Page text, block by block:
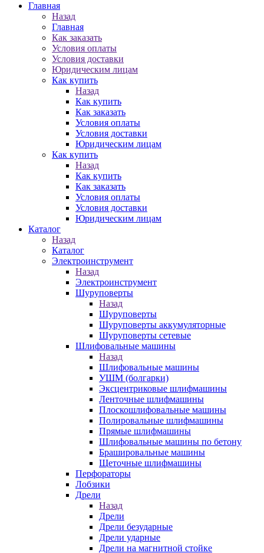
Главная
Назад
Главная
Как заказать
Условия оплаты
Условия доставки
Юридическим лицам
Как купить
Назад
Как купить
Как заказать
Условия оплаты
Условия доставки
Юридическим лицам
Как купить
Назад
Как купить
Как заказать
Условия оплаты
Условия доставки
Юридическим лицам
Каталог
Назад
Каталог
Электроинструмент
Назад
Электроинструмент
Шуруповерты
Назад
Шуруповерты
Шуруповерты аккумуляторные
Шуруповерты сетевые
Шлифовальные машины
Назад
Шлифовальные машины
УШМ (болгарки)
Эксцентриковые шлифмашины
Ленточные шлифмашины
Плоскошлифовальные машины
Полировальные шлифмашины
Прямые шлифмашины
Шлифовальные машины по бетону
Брашировальные машины
Щеточные шлифмашины
Перфораторы
Лобзики
Дрели
Назад
Дрели
Дрели безударные
Дрели ударные
Дрели на магнитной стойке